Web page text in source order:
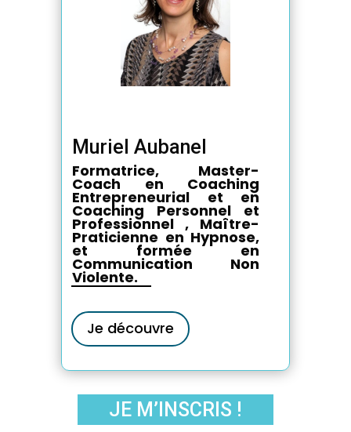
Muriel Aubanel
Formatrice, Master-
Coach en Coaching
Entrepreneurial et en
Coaching Personnel et
Professionnel , Maître-
Praticienne en Hypnose,
et formée en
Communication Non
Violente.
Je découvre
JE M’INSCRIS !